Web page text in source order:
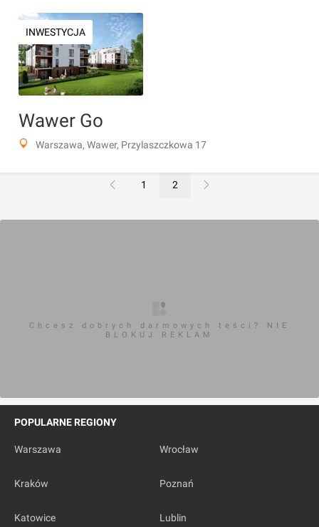
INWESTYCJA
Wawer Go
Warszawa, Wawer, Przylaszczkowa 17
1 2
Chcesz dobrych darmowych teści? NIE
BLOKUJ REKLAM
POPULARNE REGIONY
Warszawa Wrocław
Kraków Poznań
Katowice Lublin